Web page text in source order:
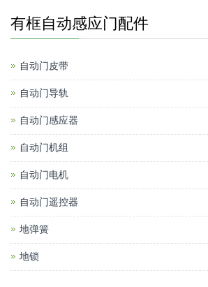
有框自动感应门配件
自动门皮带
自动门导轨
自动门感应器
自动门机组
自动门电机
自动门遥控器
地弹簧
地锁